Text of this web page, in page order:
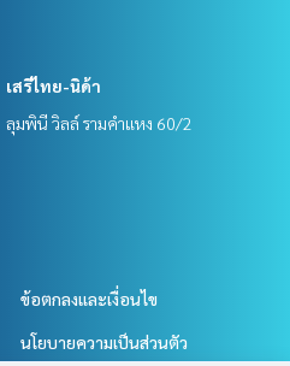
เสรีไทย-นิด้า
ลุมพินี วิลล์ รามคำแหง 60/2
ข้อตกลงและเงื่อนไข
นโยบายความเป็นส่วนตัว